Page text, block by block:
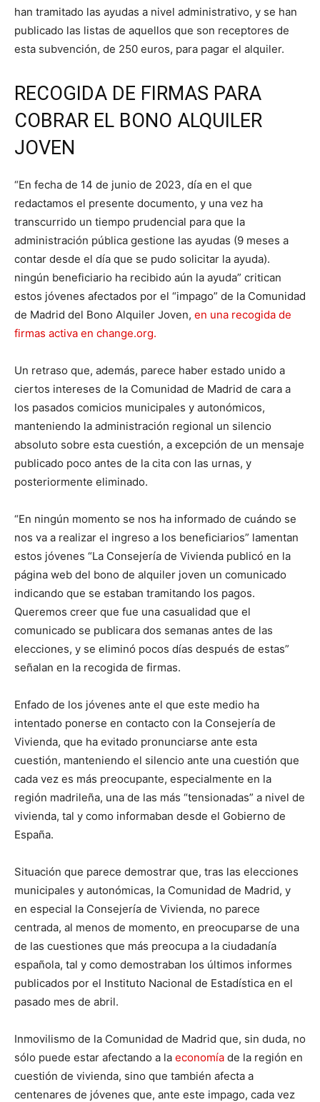
han tramitado las ayudas a nivel administrativo, y se han
publicado las listas de aquellos que son receptores de
esta subvención, de 250 euros, para pagar el alquiler.
RECOGIDA DE FIRMAS PARA
COBRAR EL BONO ALQUILER
JOVEN
“En fecha de 14 de junio de 2023, día en el que
redactamos el presente documento, y una vez ha
transcurrido un tiempo prudencial para que la
administración pública gestione las ayudas (9 meses a
contar desde el día que se pudo solicitar la ayuda).
ningún beneficiario ha recibido aún la ayuda” critican
estos jóvenes afectados por el “impago” de la Comunidad
de Madrid del Bono Alquiler Joven, en una recogida de
firmas activa en change.org.
Un retraso que, además, parece haber estado unido a
ciertos intereses de la Comunidad de Madrid de cara a
los pasados comicios municipales y autonómicos,
manteniendo la administración regional un silencio
absoluto sobre esta cuestión, a excepción de un mensaje
publicado poco antes de la cita con las urnas, y
posteriormente eliminado.
“En ningún momento se nos ha informado de cuándo se
nos va a realizar el ingreso a los beneficiarios” lamentan
estos jóvenes “La Consejería de Vivienda publicó en la
página web del bono de alquiler joven un comunicado
indicando que se estaban tramitando los pagos.
Queremos creer que fue una casualidad que el
comunicado se publicara dos semanas antes de las
elecciones, y se eliminó pocos días después de estas”
señalan en la recogida de firmas.
Enfado de los jóvenes ante el que este medio ha
intentado ponerse en contacto con la Consejería de
Vivienda, que ha evitado pronunciarse ante esta
cuestión, manteniendo el silencio ante una cuestión que
cada vez es más preocupante, especialmente en la
región madrileña, una de las más “tensionadas” a nivel de
vivienda, tal y como informaban desde el Gobierno de
España.
Situación que parece demostrar que, tras las elecciones
municipales y autonómicas, la Comunidad de Madrid, y
en especial la Consejería de Vivienda, no parece
centrada, al menos de momento, en preocuparse de una
de las cuestiones que más preocupa a la ciudadanía
española, tal y como demostraban los últimos informes
publicados por el Instituto Nacional de Estadística en el
pasado mes de abril.
Inmovilismo de la Comunidad de Madrid que, sin duda, no
sólo puede estar afectando a la economía de la región en
cuestión de vivienda, sino que también afecta a
centenares de jóvenes que, ante este impago, cada vez